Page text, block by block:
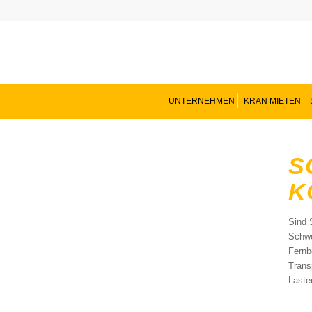
UNTERNEHMEN KRAN MIETEN
Sind